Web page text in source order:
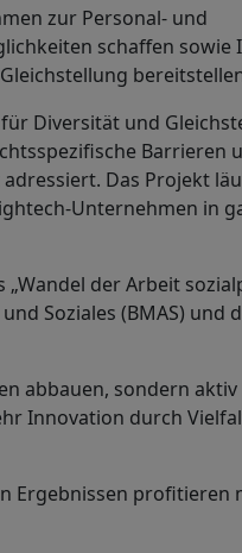
zur Personal- und
schaffen sowie
Diversität und
Barrieren
Das Projekt
Unternehmen in
der Arbeit
Soziales (BMAS) und
abbauen, sondern
Innovation durch
Ergebnissen profitieren